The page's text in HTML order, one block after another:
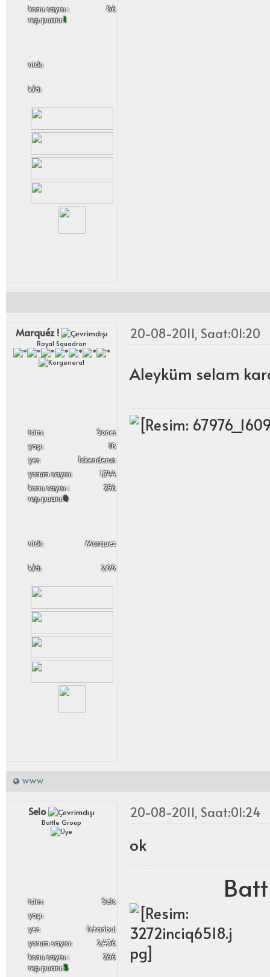
konu sayısı :
86
rep puanı:1
nick:
k/d:
Marquéz !
Royal Squadron
i̇sim:
Soner
yaşı:
18
yer:
İskenderun
yorum sayısı:
1,744
konu sayısı :
296
rep puanı:0
nick: Marquez
k/d: 2.99
20-08-2011, Saat:01:20
Aleyküm selam
WWW
Selo
Battle Group
i̇sim:
Selo
yaşı:
yer:
İstanbul
yorum sayısı:
2,436
konu sayısı :
266
rep puanı:5
20-08-2011, Saat:01:24
ok